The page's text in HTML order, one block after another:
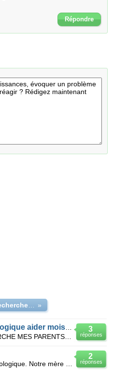
Répondre
»
3
réponses
2
réponses